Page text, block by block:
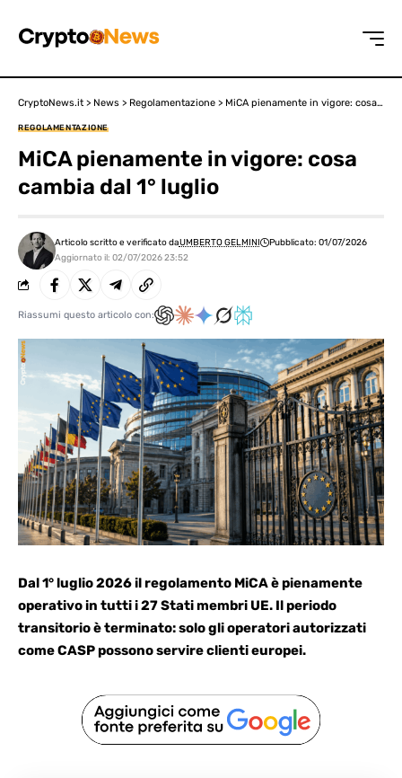
CryptoNews.it > News > Regolamentazione > MiCA pienamente in vigore: cosa cambia dal 1° luglio
REGOLAMENTAZIONE
MiCA pienamente in vigore: cosa
cambia dal 1° luglio
Aggiornato il: 02/07/2026 23:52
Articolo scritto e verificato daUMBERTO GELMINI Pubblicato: 01/07/2026
Riassumi questo articolo con:
Dal 1° luglio 2026 il regolamento MiCA è pienamente
operativo in tutti i 27 Stati membri UE. Il periodo
transitorio è terminato: solo gli operatori autorizzati
come CASP possono servire clienti europei.